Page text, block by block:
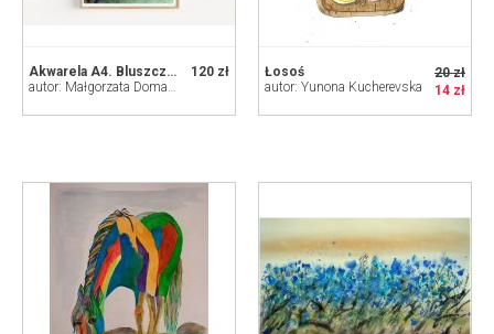
120 zł
Akwarela A4. Bluszcz. Akwarela ze złoceniem
autor: Małgorzata Domańska ART
20 zł
14 zł
Łosoś
autor: Yunona Kucherevska